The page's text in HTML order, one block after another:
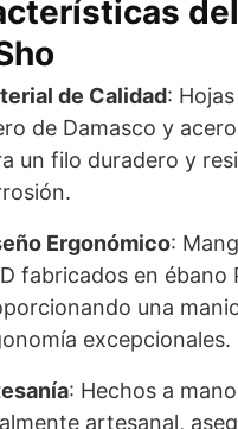
de Calidad:
de Damasco y
un filo duradero y
Ergonómico:
fabricados en ébano
una
excepcionales.
: Hechos a
artesanal,